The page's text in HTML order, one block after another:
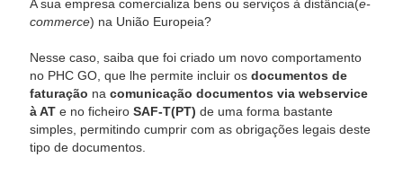
A sua empresa comercializa bens ou serviços à distância(e-
commerce) na União Europeia?
Nesse caso, saiba que foi criado um novo comportamento
no PHC GO, que lhe permite incluir os documentos de
faturação na comunicação documentos via webservice
à AT e no ficheiro SAF-T(PT) de uma forma bastante
simples, permitindo cumprir com as obrigações legais deste
tipo de documentos.